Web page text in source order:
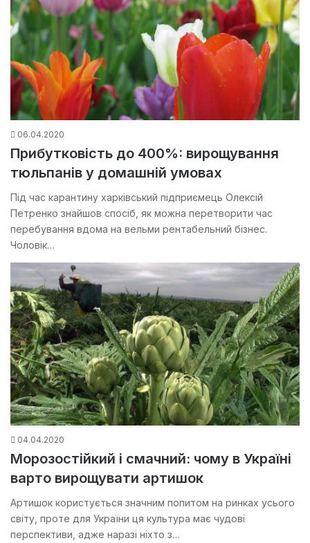
06.04.2020
Прибутковість до 400%: вирощування
тюльпанів у домашній умовах
Під час карантину харківський підприємець Олексій
Петренко знайшов спосіб, як можна перетворити час
перебування вдома на вельми рентабельний бізнес.
Чоловік…
04.04.2020
Морозостійкий і смачний: чому в Україні
варто вирощувати артишок
Артишок користується значним попитом на ринках усього
світу, проте для України ця культура має чудові
перспективи, адже наразі ніхто з…